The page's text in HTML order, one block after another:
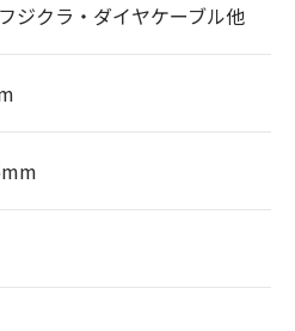
ジクラ・ダイヤケーブル他